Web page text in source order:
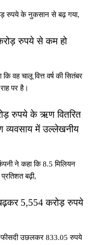
रुपये के नुकसान से बढ़ गया,
रुपये से कम हो
वह चालू वित्त वर्ष की सितंबर
पर है।
रुपये के ऋण वितरित
व्यवसाय में उल्लेखनीय
ने कहा कि 8.5 मिलियन
बढ़ी,
5,554 करोड़ रुपये
फीसदी उछलकर 833.05 रुपये